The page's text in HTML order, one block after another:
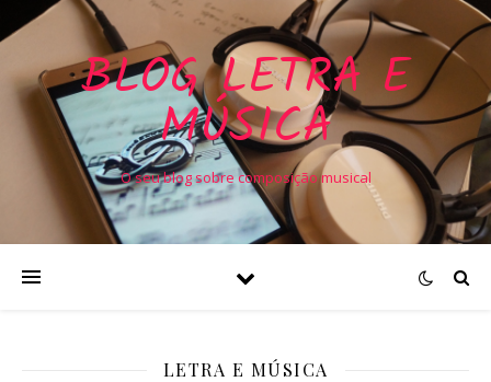
BLOG LETRA E
MÚSICA
O seu blog sobre composição musical
LETRA E MÚSICA